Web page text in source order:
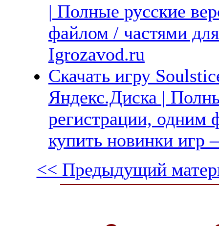
| Полные русские
файлом / частями
Igrozavod.ru
Скачать игру
Яндекс.Диска |
регистрации, одним
купить новинки
<< Предыдущий